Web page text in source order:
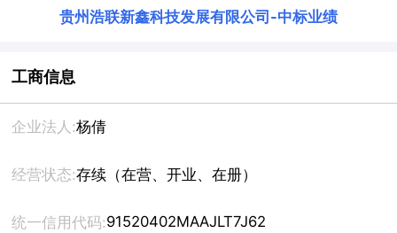
贵州浩联新鑫科技发展有限公司 -中标业绩
工商信息
企业法人:杨倩
经营状态:存续（在营、开业、在册）
统一信用代码:91520402MAAJLT7J62